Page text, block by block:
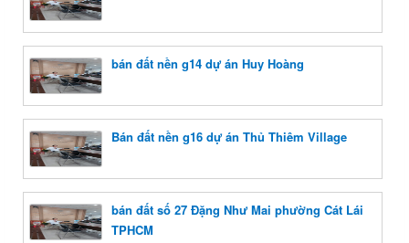
bán đất nền g14 dự án Huy Hoàng
Bán đất nền g16 dự án Thủ Thiêm Village
bán đất số 27 Đặng Như Mai phường Cát Lái
TPHCM